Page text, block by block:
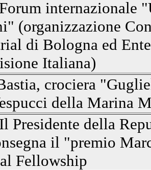
internazionale
(organizzazione
di Bologna ed
Italiana)
crociera
della Marina
Presidente della
il "premio
Fellowship